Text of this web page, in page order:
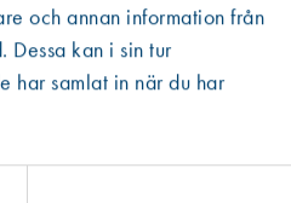
och annan information från
Dessa kan i sin tur
har samlat in när du har